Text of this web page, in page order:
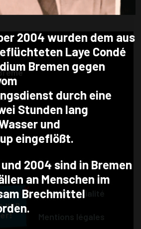
de confidentialité
Mentions légales
2004 wurden dem aus
Laye Condé
Bremen gegen
durch eine
Stunden lang
und
eingeflößt.
2004 sind in Bremen
an Menschen im
Brechmittel
X